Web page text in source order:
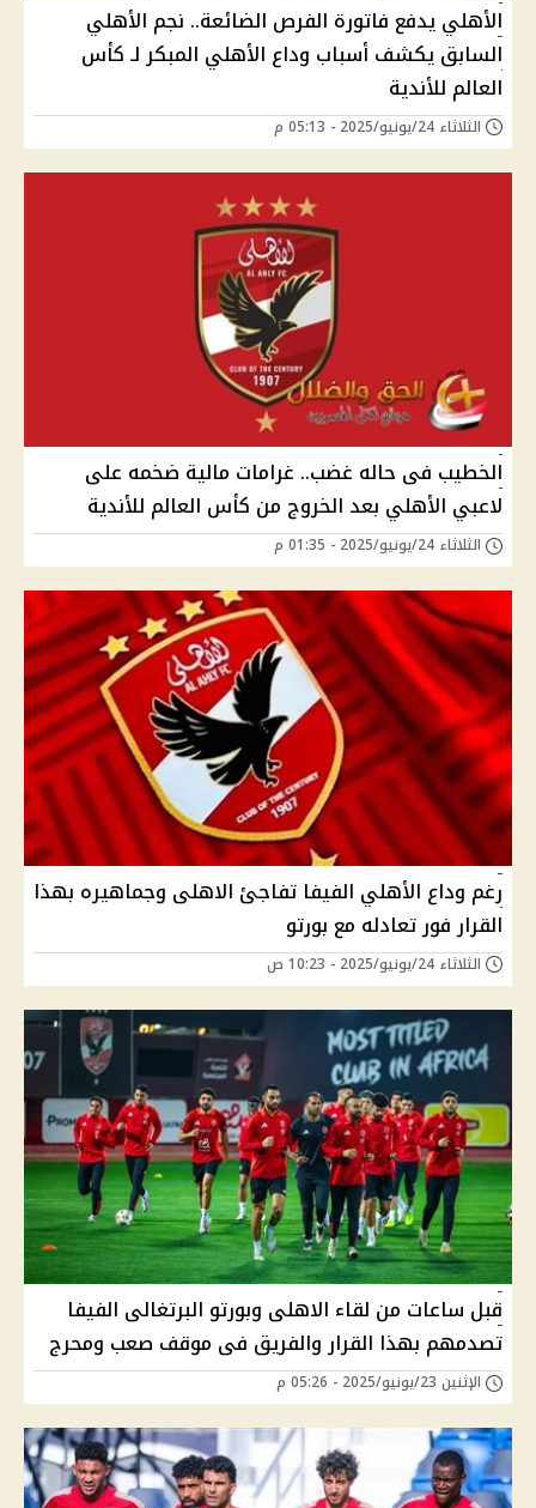
الأهلي يدفع فاتورة الفرص الضائعة.. نجم الأهلي
السابق يكشف أسباب وداع الأهلي المبكر لـ كأس
العالم للأندية
الثلاثاء 24/يونيو/2025 - 05:13 م
الخطيب فى حاله غضب.. غرامات مالية ضخمه على
لاعبي الأهلي بعد الخروج من كأس العالم للأندية
الثلاثاء 24/يونيو/2025 - 01:35 م
رغم وداع الأهلي الفيفا تفاجئ الاهلى وجماهيره بهذا
القرار فور تعادله مع بورتو
الثلاثاء 24/يونيو/2025 - 10:23 ص
قبل ساعات من لقاء الاهلى وبورتو البرتغالى الفيفا
تصدمهم بهذا القرار والفريق فى موقف صعب ومحرج
الإثنين 23/يونيو/2025 - 05:26 م